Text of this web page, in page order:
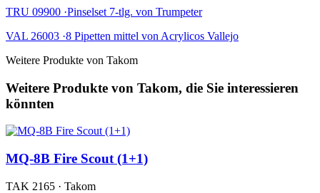
TRU 09900 ·Pinselset 7-tlg. von Trumpeter
VAL 26003 ·8 Pipetten mittel von Acrylicos Vallejo
Weitere Produkte von Takom
Weitere Produkte von Takom, die Sie interessieren
könnten
MQ-8B Fire Scout (1+1)
TAK 2165 · Takom